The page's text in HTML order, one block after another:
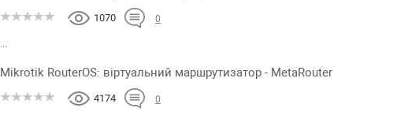
1070 0
Mikrotik RouterOS: віртуальний маршрутизатор - MetaRouter
4174 0